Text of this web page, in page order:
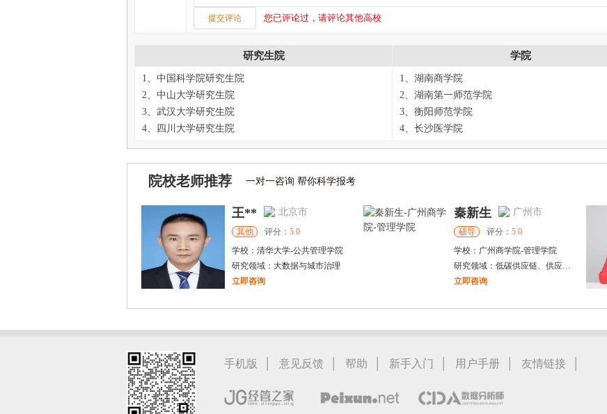
您已评论过，请评论其他高校
研究生院 学院
1、中国科学院研究生院
2、中山大学研究生院
3、武汉大学研究生院
4、四川大学研究生院
1、湖南商学院
2、湖南第一师范学院
3、衡阳师范学院
4、长沙医学院
院校老师推荐 一对一咨询 帮你科学报考
王** 北京市
其他 评分： 5.0
学校： 清华大学-公共管理学院
研究领域： 大数据与城市治理
立即咨询
秦新生 广州市
硕导 评分：5.0
学校： 广州商学院-管理学院
研究领域：低碳供应链、供应链金融、智慧物流
立即咨询
立即咨询
立即咨询
手机版 | 意见反馈 | 帮助 | 新手入门 | 用户手册 | 友情链接 |